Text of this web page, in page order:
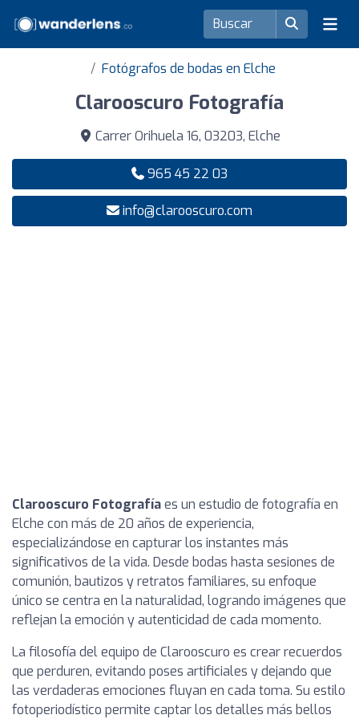
Fotógrafos de bodas en Elche
Clarooscuro Fotografía
Carrer Orihuela 16, 03203, Elche
965 45 22 03
info@clarooscuro.com
Clarooscuro Fotografíaes un estudio de fotografía en
Elche con más de 20 años de experiencia,
especializándose en capturar los instantes más
significativos de la vida. Desde bodas hasta sesiones de
comunión, bautizos y retratos familiares, su enfoque
único se centra en la naturalidad, logrando imágenes que
reflejan la emoción y autenticidad de cada momento.
La filosofía del equipo de Clarooscuro es crear recuerdos
que perduren, evitando poses artificiales y dejando que
las verdaderas emociones fluyan en cada toma. Su estilo
fotoperiodístico permite captar los detalles más bellos